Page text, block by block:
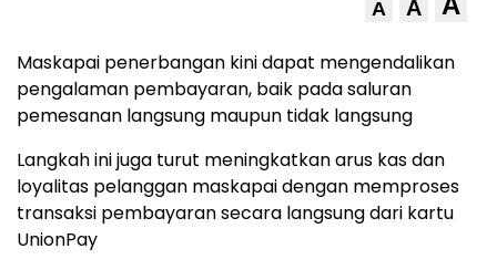
A A
Maskapai penerbangan kini dapat mengendalikan
pengalaman pembayaran, baik pada saluran
pemesanan langsung maupun tidak langsung
Langkah ini juga turut meningkatkan arus kas dan
loyalitas pelanggan maskapai dengan memproses
transaksi pembayaran secara langsung dari kartu
UnionPay